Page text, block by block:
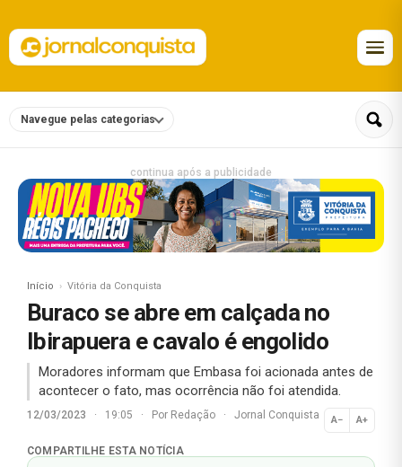
Navegue pelas categorias
continua após a publicidade
Início Vitória da Conquista
Buraco se abre em calçada no
Ibirapuera e cavalo é engolido
Moradores informam que Embasa foi acionada antes de
acontecer o fato, mas ocorrência não foi atendida.
12/03/2023 · 19:05 · Por Redação · Jornal Conquista A− A+
Normal
COMPARTILHE ESTA NOTÍCIA